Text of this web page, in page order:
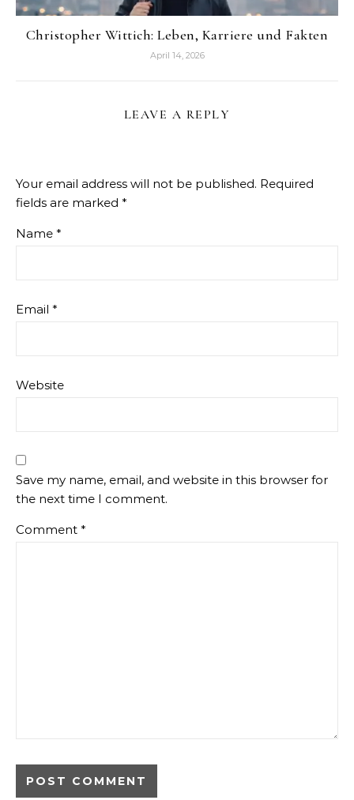
Christopher Wittich: Leben, Karriere und Fakten
April 14, 2026
LEAVE A REPLY
Your email address will not be published. Required
fields are marked *
Name *
Email *
Website
Save my name, email, and website in this browser for
the next time I comment.
Comment *